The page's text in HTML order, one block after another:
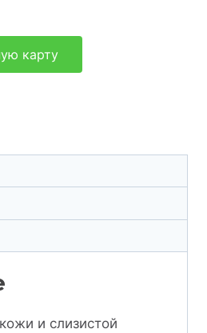
карту
и слизистой